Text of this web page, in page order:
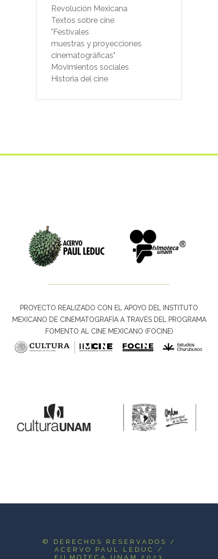
Revolución Mexicana
Textos sobre cine
"Festivales
muestras y proyecciones
cinematográficas"
Movimientos sociales
Historia del cine
PROYECTO REALIZADO CON EL APOYO DEL INSTITUTO
MEXICANO DE CINEMATOGRAFÍA A TRAVÉS DEL PROGRAMA
FOMENTO AL CINE MEXICANO (FOCINE)
© DERECHOS RESERVADOS
/
ACERVO PAUL LEDUC /
FILMOTECA UNAM 2023